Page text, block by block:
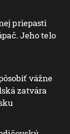
priepasti
Jeho telo
vážne
zatvára